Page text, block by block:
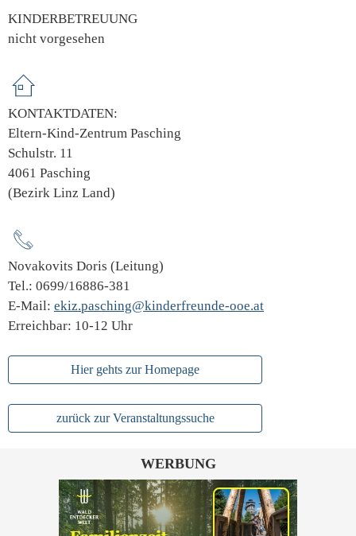
KINDERBETREUUNG
nicht vorgesehen
KONTAKTDATEN:
Eltern-Kind-Zentrum Pasching
Schulstr. 11
4061 Pasching
(Bezirk Linz Land)
Novakovits Doris (Leitung)
Tel.: 0699/16886-381
E-Mail: ekiz.pasching@kinderfreunde-ooe.at
Erreichbar: 10-12 Uhr
Hier gehts zur Homepage
zurück zur Veranstaltungssuche
WERBUNG